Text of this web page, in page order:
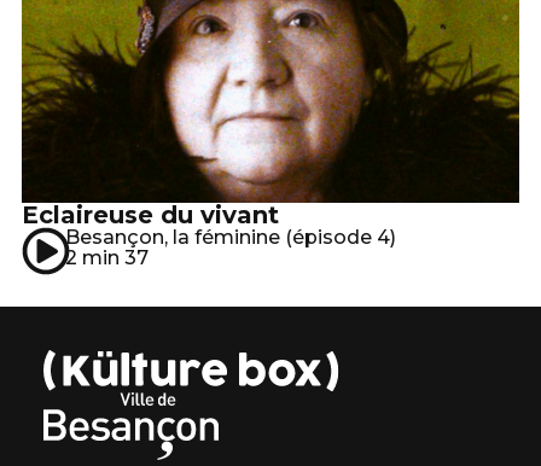
Eclaireuse du vivant
Besançon, la féminine (épisode 4)
2 min 37